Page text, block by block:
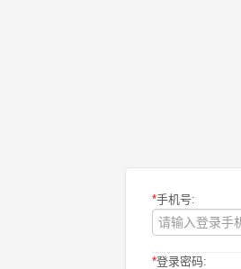
*手机号:
*登录密码: